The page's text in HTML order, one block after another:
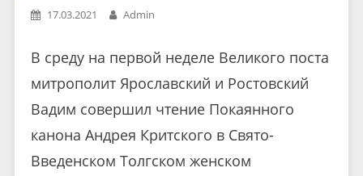
17.03.2021 Admin
В среду на первой неделе Великого поста
митрополит Ярославский и Ростовский
Вадим совершил чтение Покаянного
канона Андрея Критского в Свято-
Введенском Толгском женском